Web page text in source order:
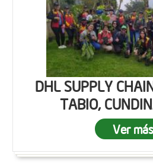
DHL SUPPLY
TABIO,
Ver más